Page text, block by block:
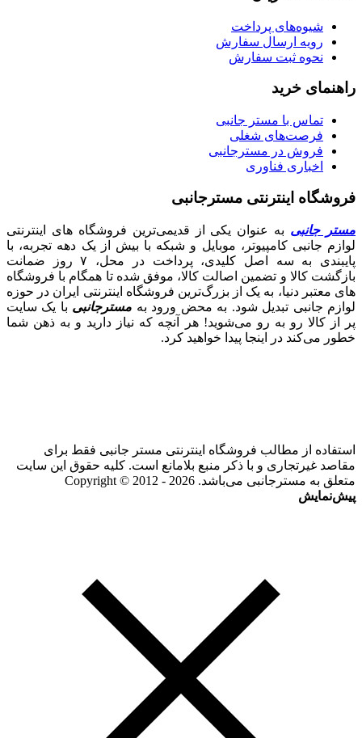
شیوه‌های پرداخت
رویه ارسال سفارش
نحوه ثبت سفارش
راهنمای خرید
تماس با مستر جانبی
فرصت‌های شغلی
فروش در مسترجانبی
اخباری فناوری
فروشگاه اینترنتی مسترجانبی
مستر جانبی به عنوان یکی از قدیمی‌ترین فروشگاه های اینترنتی
لوازم جانبی کامپیوتر، موبایل و شبکه با بیش از یک دهه تجربه، با
پایبندی به سه اصل کلیدی، پرداخت در محل، ۷ روز ضمانت
بازگشت کالا و تضمین اصالت کالا، موفق شده تا همگام با فروشگاه‌
های معتبر دنیا، به یک از بزرگ‌ترین فروشگاه اینترنتی ایران در حوزه
لوازم جانبی تبدیل شود. به محض ورود به مسترجانبی با یک سایت
پر از کالا رو به رو می‌شوید! هر آنچه که نیاز دارید و به ذهن شما
خطور می‌کند در اینجا پیدا خواهید کرد.
استفاده از مطالب فروشگاه اینترنتی مستر جانبی فقط برای
مقاصد غیرتجاری و با ذکر منبع بلامانع است. کلیه حقوق این سایت
متعلق به مسترجانبی می‌باشد. Copyright © 2012 - 2026
پیش‌نمایش